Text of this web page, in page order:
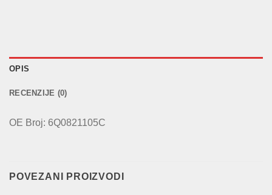
OPIS
RECENZIJE (0)
OE Broj: 6Q0821105C
POVEZANI PROIZVODI